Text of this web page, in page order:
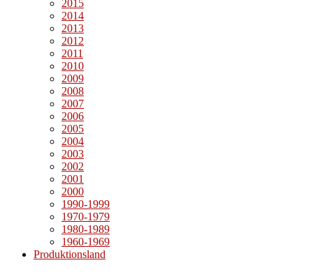
2015
2014
2013
2012
2011
2010
2009
2008
2007
2006
2005
2004
2003
2002
2001
2000
1990-1999
1970-1979
1980-1989
1960-1969
Produktionsland